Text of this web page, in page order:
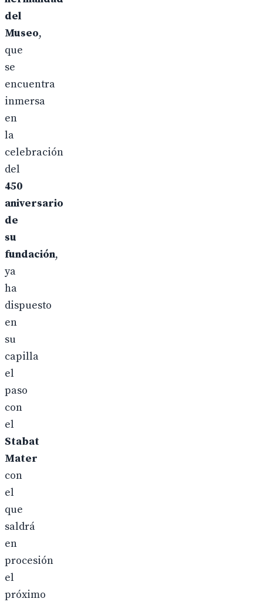
del
Museo,
que
se
encuentra
inmersa
en
la
celebración
del
450
aniversario
de
su
fundación,
ya
ha
dispuesto
en
su
capilla
el
paso
con
el
Stabat
Mater
con
el
que
saldrá
en
procesión
el
próximo